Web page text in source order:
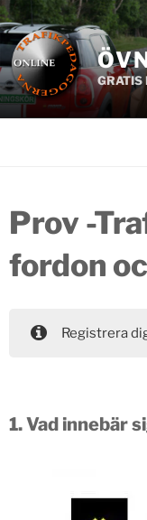
Hoppa
till
innehåll
GRATIS
Prov -
fordon
Registrera
1.Vad innebär